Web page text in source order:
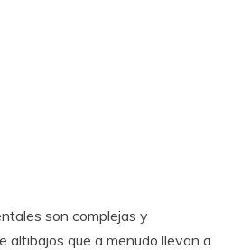
son complejas y
altibajos que a menudo llevan a